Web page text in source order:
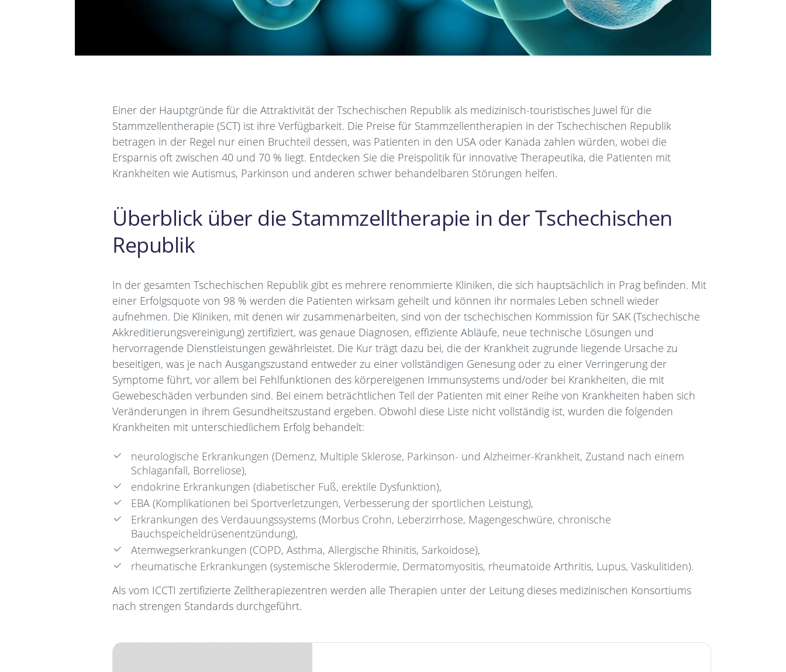
Einer der Hauptgründe für die Attraktivität der Tschechischen Republik als medizinisch-touristisches Juwel für die
Stammzellentherapie (SCT) ist ihre Verfügbarkeit. Die Preise für Stammzellentherapien in der Tschechischen Republik
betragen in der Regel nur einen Bruchteil dessen, was Patienten in den USA oder Kanada zahlen würden, wobei die
Ersparnis oft zwischen 40 und 70 % liegt. Entdecken Sie die Preispolitik für innovative Therapeutika, die Patienten mit
Krankheiten wie Autismus, Parkinson und anderen schwer behandelbaren Störungen helfen.
Überblick über die Stammzelltherapie in der Tschechischen
Republik
In der gesamten Tschechischen Republik gibt es mehrere renommierte Kliniken, die sich hauptsächlich in Prag befinden. Mit
einer Erfolgsquote von 98 % werden die Patienten wirksam geheilt und können ihr normales Leben schnell wieder
aufnehmen. Die Kliniken, mit denen wir zusammenarbeiten, sind von der tschechischen Kommission für SAK (Tschechische
Akkreditierungsvereinigung) zertifiziert, was genaue Diagnosen, effiziente Abläufe, neue technische Lösungen und
hervorragende Dienstleistungen gewährleistet. Die Kur trägt dazu bei, die der Krankheit zugrunde liegende Ursache zu
beseitigen, was je nach Ausgangszustand entweder zu einer vollständigen Genesung oder zu einer Verringerung der
Symptome führt, vor allem bei Fehlfunktionen des körpereigenen Immunsystems und/oder bei Krankheiten, die mit
Gewebeschäden verbunden sind. Bei einem beträchtlichen Teil der Patienten mit einer Reihe von Krankheiten haben sich
Veränderungen in ihrem Gesundheitszustand ergeben. Obwohl diese Liste nicht vollständig ist, wurden die folgenden
Krankheiten mit unterschiedlichem Erfolg behandelt:
neurologische Erkrankungen (Demenz, Multiple Sklerose, Parkinson- und Alzheimer-Krankheit, Zustand nach einem
Schlaganfall, Borreliose),
endokrine Erkrankungen (diabetischer Fuß, erektile Dysfunktion),
EBA (Komplikationen bei Sportverletzungen, Verbesserung der sportlichen Leistung),
Erkrankungen des Verdauungssystems (Morbus Crohn, Leberzirrhose, Magengeschwüre, chronische
Bauchspeicheldrüsenentzündung),
Atemwegserkrankungen (COPD, Asthma, Allergische Rhinitis, Sarkoidose),
rheumatische Erkrankungen (systemische Sklerodermie, Dermatomyositis, rheumatoide Arthritis, Lupus, Vaskulitiden).
Als vom ICCTI zertifizierte Zelltherapiezentren werden alle Therapien unter der Leitung dieses medizinischen Konsortiums
nach strengen Standards durchgeführt.